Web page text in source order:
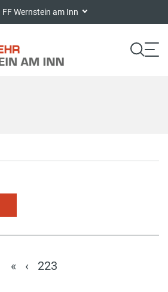
FF Wernstein am Inn
« ‹ 223